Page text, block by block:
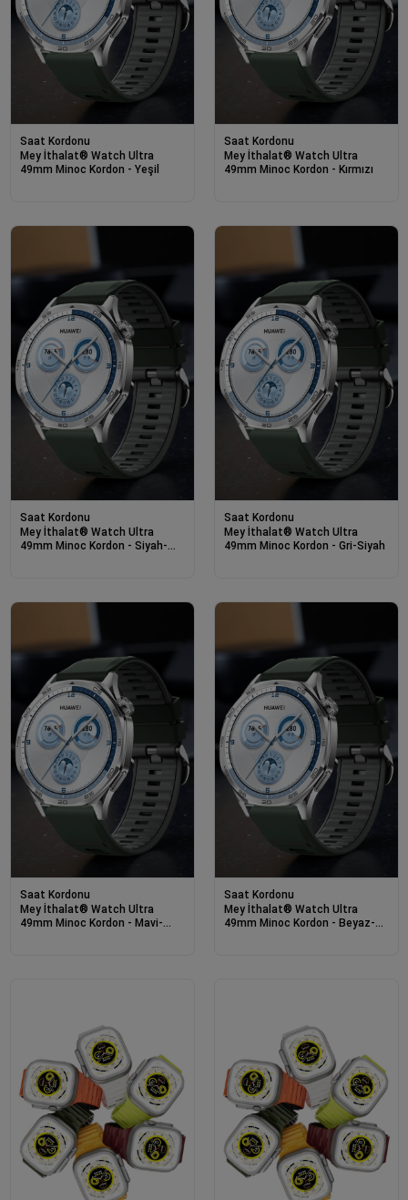
Saat Kordonu
Mey İthalat® Watch Ultra
49mm Minoc Kordon - Yeşil
Saat Kordonu
Mey İthalat® Watch Ultra
49mm Minoc Kordon - Kırmızı
Saat Kordonu
Mey İthalat® Watch Ultra
49mm Minoc Kordon - Siyah-
Saat Kordonu
Mey İthalat® Watch Ultra
49mm Minoc Kordon - Gri-Siyah
Saat Kordonu
Mey İthalat® Watch Ultra
49mm Minoc Kordon - Mavi-
Saat Kordonu
Mey İthalat® Watch Ultra
49mm Minoc Kordon - Beyaz-